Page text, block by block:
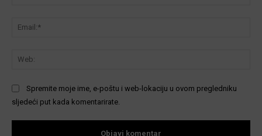
Spremite moje ime, e-poštu i web-lokaciju u ovom pregledniku
sljedeći put kada komentarirate.